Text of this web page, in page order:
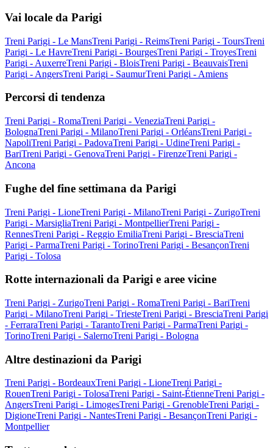
Vai locale da Parigi
Treni Parigi - Le MansTreni Parigi - ReimsTreni Parigi - ToursTreni
Parigi - Le HavreTreni Parigi - BourgesTreni Parigi - TroyesTreni
Parigi - AuxerreTreni Parigi - BloisTreni Parigi - BeauvaisTreni
Parigi - AngersTreni Parigi - SaumurTreni Parigi - Amiens
Percorsi di tendenza
Treni Parigi - RomaTreni Parigi - VeneziaTreni Parigi -
BolognaTreni Parigi - MilanoTreni Parigi - OrléansTreni Parigi -
NapoliTreni Parigi - PadovaTreni Parigi - UdineTreni Parigi -
BariTreni Parigi - GenovaTreni Parigi - FirenzeTreni Parigi -
Ancona
Fughe del fine settimana da Parigi
Treni Parigi - LioneTreni Parigi - MilanoTreni Parigi - ZurigoTreni
Parigi - MarsigliaTreni Parigi - MontpellierTreni Parigi -
RennesTreni Parigi - Reggio EmiliaTreni Parigi - BresciaTreni
Parigi - ParmaTreni Parigi - TorinoTreni Parigi - BesançonTreni
Parigi - Tolosa
Rotte internazionali da Parigi e aree vicine
Treni Parigi - ZurigoTreni Parigi - RomaTreni Parigi - BariTreni
Parigi - MilanoTreni Parigi - TriesteTreni Parigi - BresciaTreni Parigi
- FerraraTreni Parigi - TarantoTreni Parigi - ParmaTreni Parigi -
TorinoTreni Parigi - SalernoTreni Parigi - Bologna
Altre destinazioni da Parigi
Treni Parigi - BordeauxTreni Parigi - LioneTreni Parigi -
RouenTreni Parigi - TolosaTreni Parigi - Saint-ÉtienneTreni Parigi -
AngersTreni Parigi - LimogesTreni Parigi - GrenobleTreni Parigi -
DigioneTreni Parigi - NantesTreni Parigi - BesançonTreni Parigi -
Montpellier